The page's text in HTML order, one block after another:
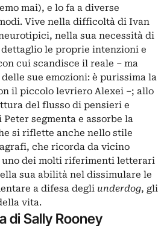
mai), e lo fa a diverse
Vive nella difficoltà di Ivan
nella sua necessità di
le proprie intenzioni e
cui scandisce il reale – ma
sue emozioni: è purissima la
il piccolo levriero Alexei –; allo
del flusso di pensieri e
segmenta e assorbe la
si riflette anche nello stile
che ricorda da vicino
uno dei molti riferimenti letterari
sua abilità nel dissimulare le
a difesa degli underdog, gli
vita.
di Sally Rooney